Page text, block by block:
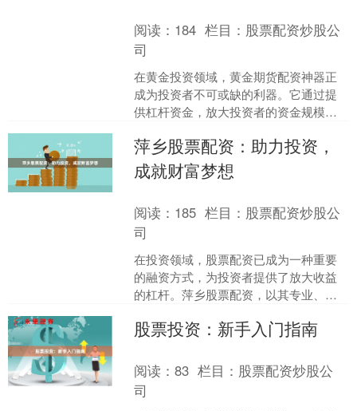
阅读： 184 栏目： 股票配资炒股公
司
在黄金投资领域，黄金期货配资神器正
成为投资者不可或缺的利器。它通过提
供杠杆资金，放大投资者的资金规模，
杆放大收益** 配资....
萍乡股票配资：助力投资，
成就财富梦想
阅读： 185 栏目： 股票配资炒股公
司
在投资领域，股票配资已成为一种重要
的融资方式，为投资者提供了放大收益
的杠杆。萍乡股票配资，以其专业、安
梦想。 萍乡股票配资平台....
股票投资：新手入门指南
阅读：83 栏目： 股票配资炒股公
司